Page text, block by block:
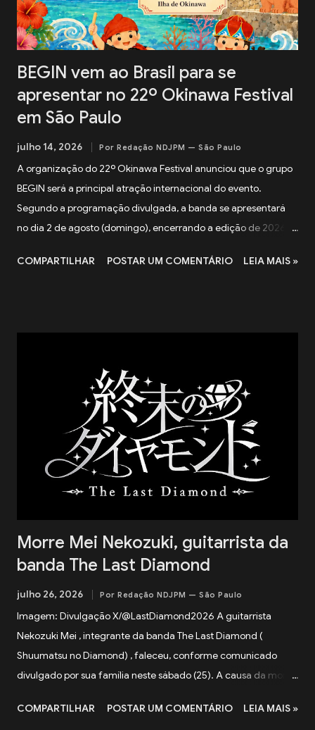
BEGIN vem ao Brasil para se
apresentar no 22º Okinawa Festival
em São Paulo
julho 14, 2026 Por Redação NDJPM — São Paulo
A organização do 22º Okinawa Festival anunciou que o grupo
BEGIN será a principal atração internacional do evento.
Segundo a programação divulgada, a banda se apresentará
no dia 2 de agosto (domingo), encerrando a edição de 2026
preparada para celebrar os 100 anos da Associação Okinawa
de Okinawa, o BEGIN é um dos grupos mais conhecidos da
música okinawana contemporânea. O trio conquistou
reconhecimento nacional no Japão ao combinar influências da
música tradicional de Okinawa com folk, blues e pop. Entre os
maiores sucessos do BEGIN estão "Shimanchu nu Takara",
"Nada Sousou", "Koishikute", "Egao no Manma" e "Umi no Koe" ,
canções que atravessaram ge...
COMPARTILHAR POSTAR UM COMENTÁRIO LEIA MAIS »
Morre Mei Nekozuki, guitarrista da
banda The Last Diamond
julho 26, 2026 Por Redação NDJPM — São Paulo
Imagem: Divulgação X/@LastDiamond2026 A guitarrista
Nekozuki Mei , integrante da banda The Last Diamond (
Shuumatsu no Diamond) , faleceu, conforme comunicado
divulgado por sua família neste sábado (25). A causa da morte
recebido pela artista ao longo de sua trajetória e lamentou a
COMPARTILHAR POSTAR UM COMENTÁRIO LEIA MAIS »